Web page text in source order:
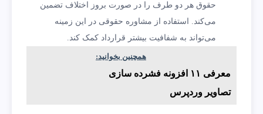
حقوق هر دو طرف را در صورت بروز اختلاف تضمین
می‌کند. استفاده از مشاوره حقوقی در این زمینه
می‌تواند به شفافیت بیشتر قرارداد کمک کند.
همچنین بخوانید:
معرفی ۱۱ افزونه فشرده سازی
تصاویر وردپرس